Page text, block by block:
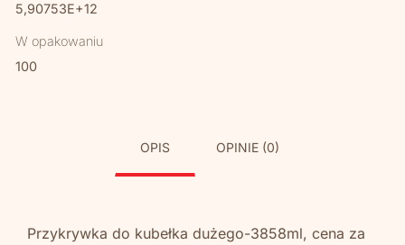
5,90753E+12
W opakowaniu
100
OPIS OPINIE (0)
Przykrywka do kubełka dużego-3858ml, cena za